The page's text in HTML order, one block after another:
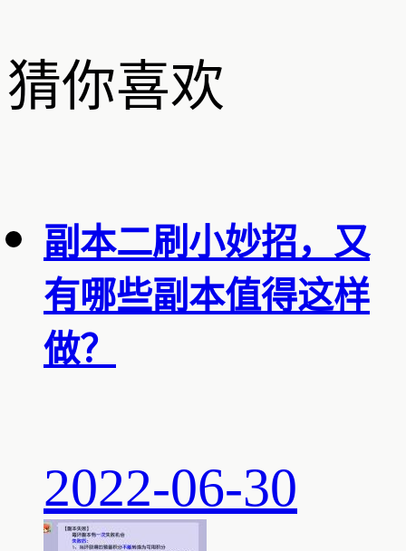
猜你喜欢
副本二刷小妙招，又
有哪些副本值得这样
做？
2022-06-30